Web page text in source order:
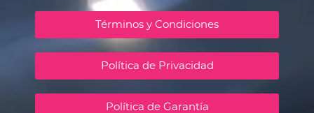
Términos y Condiciones
Política de Privacidad
Política de Garantía